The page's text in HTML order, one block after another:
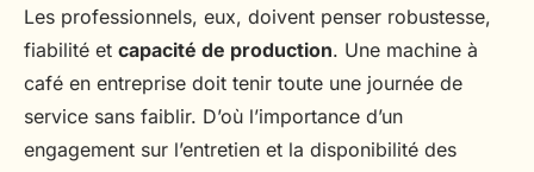
Les professionnels, eux, doivent penser robustesse,
fiabilité et capacité de production. Une machine à
café en entreprise doit tenir toute une journée de
service sans faiblir. D’où l’importance d’un
engagement sur l’entretien et la disponibilité des